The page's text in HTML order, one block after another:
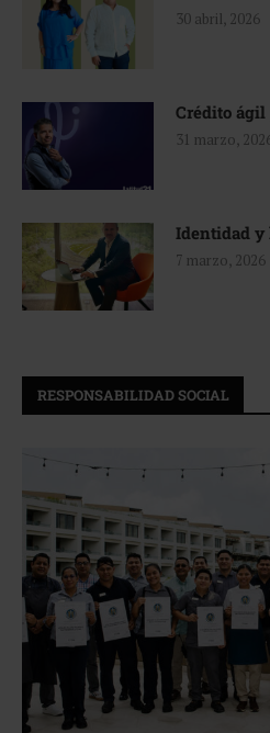
30 abril, 2026
Crédito ágil
31 marzo,
Identidad y
7 marzo, 2026
RESPONSABILIDAD SOCIAL